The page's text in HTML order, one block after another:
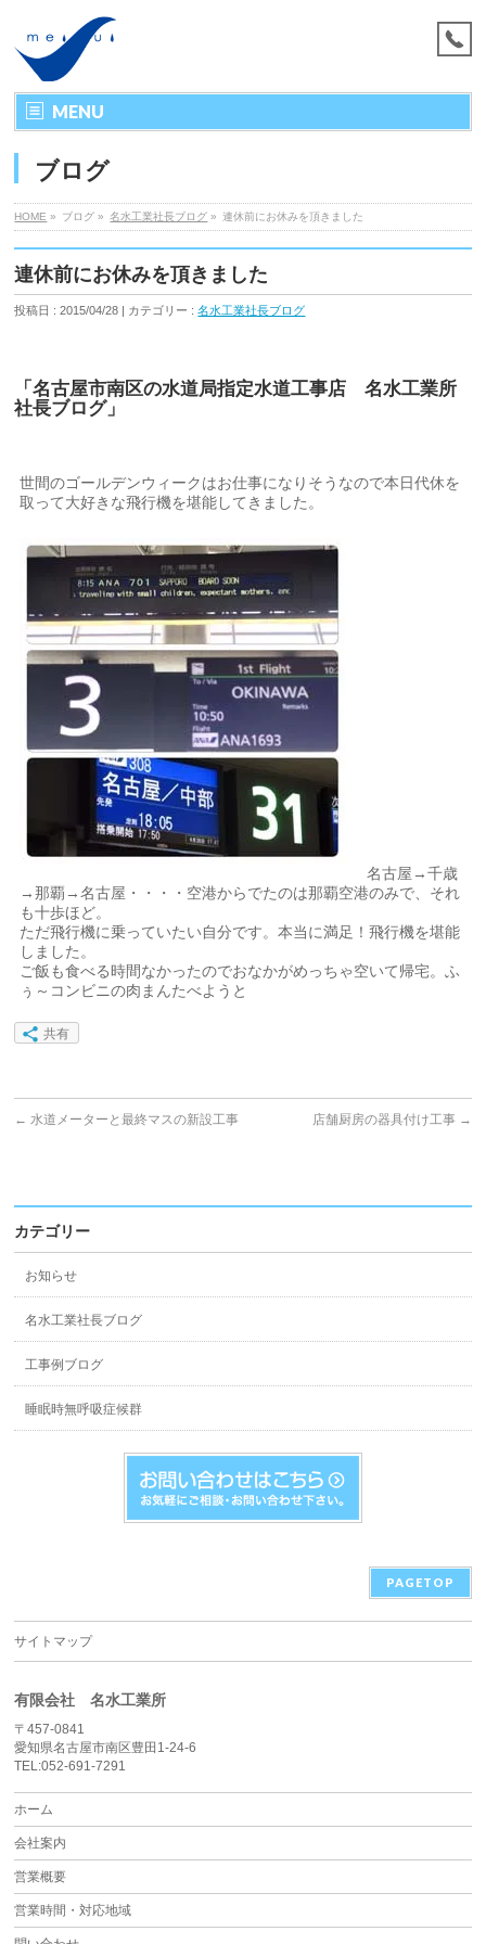
MENU
ブログ
HOME » ブログ » 名水工業社長ブログ » 連休前にお休みを頂きました
連休前にお休みを頂きました
投稿日 : 2015/04/28 | カテゴリー :名水工業社長ブログ
「名古屋市南区の水道局指定水道工事店 名水工業所
社長ブログ」
世間のゴールデンウィークはお仕事になりそうなので本日代休を
取って大好きな飛行機を堪能してきました。
名古屋→千歳
→那覇→名古屋・・・・空港からでたのは那覇空港のみで、それ
も十歩ほど。
ただ飛行機に乗っていたい自分です。本当に満足！飛行機を堪能
しました。
ご飯も食べる時間なかったのでおなかがめっちゃ空いて帰宅。ふ
ぅ～コンビニの肉まんたべようと
共有
← 水道メーターと最終マスの新設工事 店舗厨房の器具付け工事 →
カテゴリー
お知らせ
名水工業社長ブログ
工事例ブログ
睡眠時無呼吸症候群
PAGETOP
サイトマップ
有限会社 名水工業所
〒457-0841
愛知県名古屋市南区豊田1-24-6
TEL:052-691-7291
ホーム
会社案内
営業概要
営業時間・対応地域